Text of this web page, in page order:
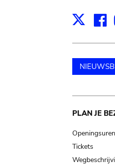
X
Main
PLAN JE
Openingsuren
Tickets